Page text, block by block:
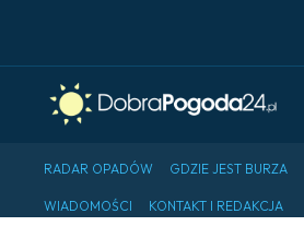
RADAR OPADÓW GDZIE JEST BURZA
WIADOMOŚCI KONTAKT I REDAKCJA